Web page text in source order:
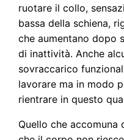
ruotare il collo,
bassa della schiena,
che aumentano dopo
di inattività. Anche
sovraccarico
lavorare ma in modo
rientrare in questo
Quello che